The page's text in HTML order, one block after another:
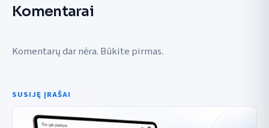
Komentarai
Komentarų dar nėra. Būkite pirmas.
SUSIJĘ ĮRAŠAI